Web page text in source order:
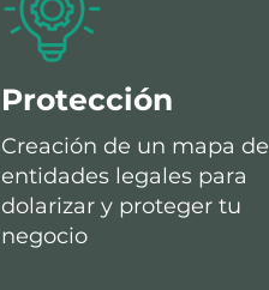
Protección
Creación de un mapa de
entidades legales para
dolarizar y proteger tu
negocio